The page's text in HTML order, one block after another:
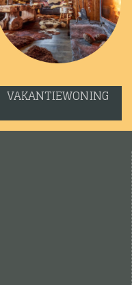
VAKANTIEWONING